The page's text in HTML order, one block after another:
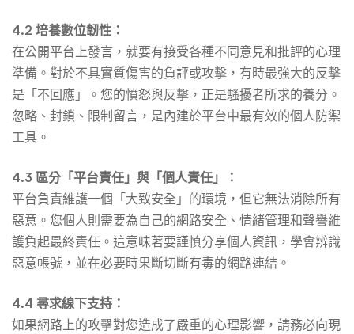
4.2 培養數位韌性：
在公開平台上發言，就要有接受各種不同意見和批評的心理
準備。對於不具實質傷害的負評或攻擊，有時最強大的反擊
是「不回應」。您的憤怒與反擊，正是騷擾者所求的養分。
忽略、封鎖、限制留言，是內建於平台中最有效的個人防禦
工具。
4.3 區分「平台責任」與「個人責任」：
平台負責維護一個「大致安全」的環境，但它無法消除所有
惡意。您個人則需要為自己的網路安全、情緒管理和聲譽維
護負起最終責任。這意味著要謹慎分享個人資訊，學會辨識
惡意帳號，並在必要時果斷切斷有毒的網路連結。
4.4 尋求線下支持：
如果網路上的攻擊對您造成了嚴重的心理影響，請務必向現